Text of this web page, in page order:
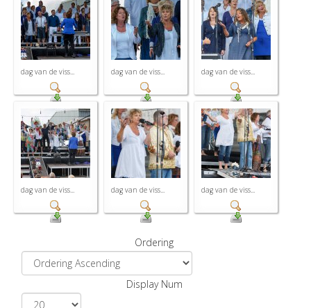
dag van de viss... dag van de viss... dag van de viss...
dag van de viss... dag van de viss... dag van de viss...
Ordering
Display Num